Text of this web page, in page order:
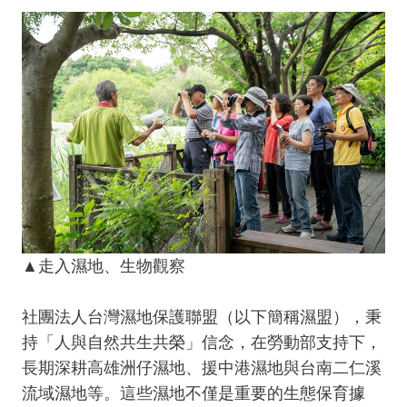
▲走入濕地、生物觀察
社團法人台灣濕地保護聯盟（以下簡稱濕盟），秉
持「人與自然共生共榮」信念，在勞動部支持下，
長期深耕高雄洲仔濕地、援中港濕地與台南二仁溪
流域濕地等。這些濕地不僅是重要的生態保育據